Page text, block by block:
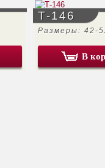
Т-146
Размеры: 42-
В